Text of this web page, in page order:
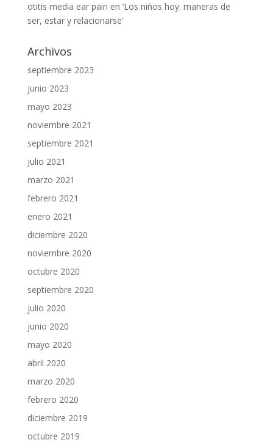
otitis media ear pain en ‘Los niños hoy: maneras de
ser, estar y relacionarse’
Archivos
septiembre 2023
junio 2023
mayo 2023
noviembre 2021
septiembre 2021
julio 2021
marzo 2021
febrero 2021
enero 2021
diciembre 2020
noviembre 2020
octubre 2020
septiembre 2020
julio 2020
junio 2020
mayo 2020
abril 2020
marzo 2020
febrero 2020
diciembre 2019
octubre 2019